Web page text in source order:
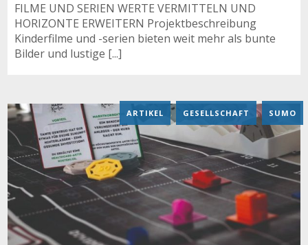
FILME UND SERIEN WERTE VERMITTELN UND
HORIZONTE ERWEITERN Projektbeschreibung
Kinderfilme und -serien bieten weit mehr als bunte
Bilder und lustige [...]
ARTIKEL , GESELLSCHAFT , SUMO